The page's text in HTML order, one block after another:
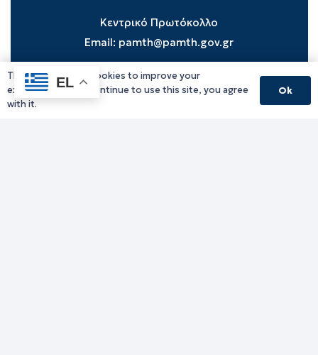
Κεντρικό Πρωτόκολλο
Email: pamth@pamth.gov.gr
Υπηρεσίες Δράμας
EL
This website uses cookies to improve your
experience. If you continue to use this site, you agree
with it.
Ok